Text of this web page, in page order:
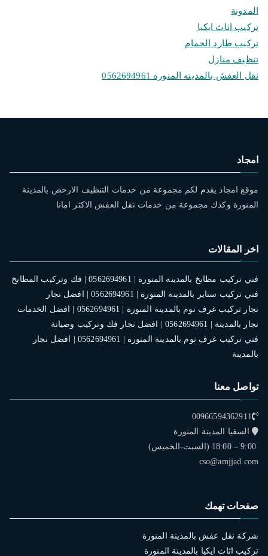
المدونة
تركيب اثاث ايكيا
تركيب طارد الحمام
تنظيف منازل
نقل العفش بالمدينه المنوره 0562694961
امجاد
موقع امجاد يقدم لكم مجموعة من خدمات التنظيف الارخص بالمدينة
المنورة وكذك مجموعة من خدمات نقل العفش الاكثر امانا
اخر المقالات
فني تركيب مطابخ بالمدينة المنورة | 0562694961 | فك وتركيب المطابخ
فني تركيب ستاير بالمدينة المنورة | 0562694961 | افضل نجار
نجار تركيب غرف نوم بالمدينة المنورة | 0562694961 | افضل الخدمات
نجار بالمدينة | 0562694961 | افضل نجار فك وتركيب وصيانة
فني تركيب غرف نوم بالمدينة المنورة | 0562694961 | افضل نجار
بالمدينة
تواصل معنا
00966594362911
السقيا المدينة المنورة
9:00 – 18:00 (السبت-الخميس)
cso@amjjad.com
صفحات تهمك
شركة نقل عفش بالمدينة المنورة
تركيب اثاث ايكيا بالمدينة المنورة